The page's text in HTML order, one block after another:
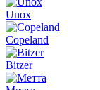
Unox
Copeland
Bitzer